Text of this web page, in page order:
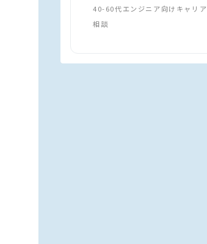
40-60代エンジニア向けキャリア
相談